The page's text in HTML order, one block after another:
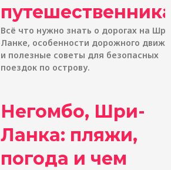
Всё что нужно знать о дорогах на
Ланке, особенности дорожного
и полезные советы для безопасных
поездок по острову.
Негомбо, Шри-
Ланка: пляжи,
погода и чем